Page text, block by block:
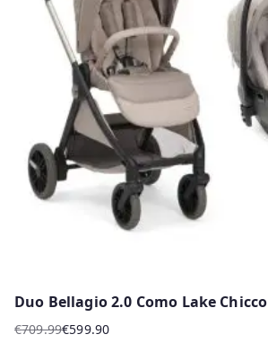
Duo Bellagio 2.0 Como Lake Chicco
€709.99
O
€599.90
O